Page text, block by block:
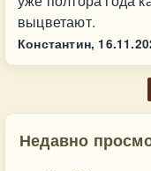
выцветают.
Константин,
Недавно